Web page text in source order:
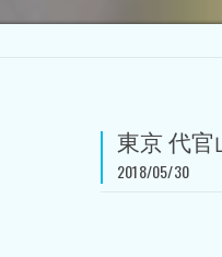
東京 代官
2018/05/30